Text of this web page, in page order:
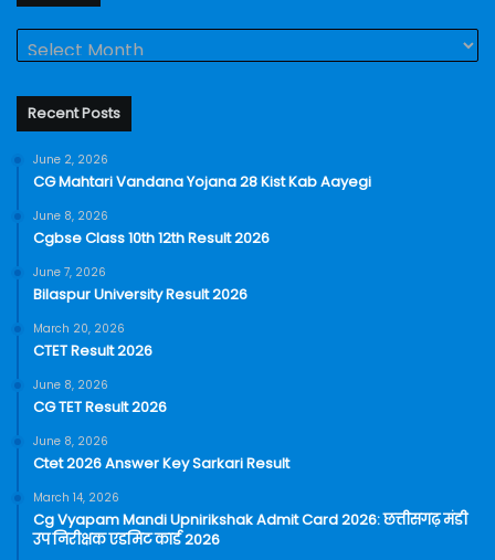
Recent Posts
June 2, 2026
CG Mahtari Vandana Yojana 28 Kist Kab Aayegi
June 8, 2026
Cgbse Class 10th 12th Result 2026
June 7, 2026
Bilaspur University Result 2026
March 20, 2026
CTET Result 2026
June 8, 2026
CG TET Result 2026
June 8, 2026
Ctet 2026 Answer Key Sarkari Result
March 14, 2026
Cg Vyapam Mandi Upnirikshak Admit Card 2026: छत्तीसगढ़ मंडी
उप निरीक्षक एडमिट कार्ड 2026